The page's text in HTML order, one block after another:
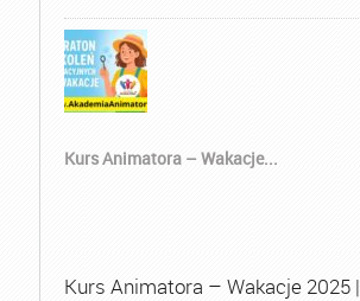
Kurs Animatora – Wakacje...
Kurs Animatora – Wakacje 2025 |